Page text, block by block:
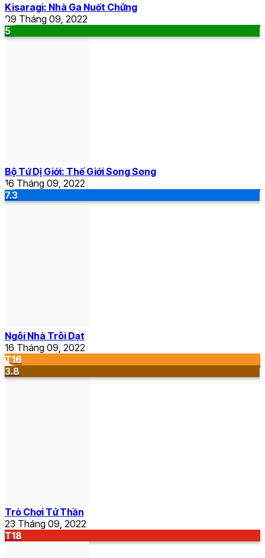
Kisaragi: Nhà Ga Nuốt Chửng
09 Tháng 09, 2022
5
Bộ Tứ Dị Giới: Thế Giới Song Song
16 Tháng 09, 2022
7.3
Ngôi Nhà Trôi Dạt
16 Tháng 09, 2022
T16
3.8
Trò Chơi Tử Thần
23 Tháng 09, 2022
T18